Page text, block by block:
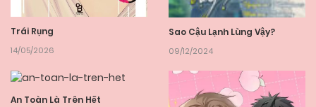
Trái Rụng
14/05/2026
Sao Cậu Lạnh Lùng Vậy?
09/12/2024
An Toàn Là Trên Hết